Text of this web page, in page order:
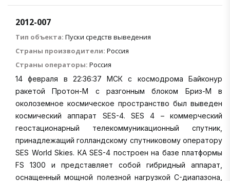
2012-007
Тип объекта: Пуски средств выведения
Страны производители: Россия
Страны операторы: Россия
14 февраля в 22:36:37 МСК с космодрома Байконур
ракетой Протон-М с разгонным блоком Бриз-М в
околоземное космическое пространство был выведен
космический аппарат SES-4. SES 4 – коммерческий
геостационарный телекоммуникационный спутник,
принадлежащий голландскому спутниковому оператору
SES World Skies. КА SES-4 построен на базе платформы
FS 1300 и представляет собой гибридный аппарат,
оснащенный мощной полезной нагрузкой C-диапазона,